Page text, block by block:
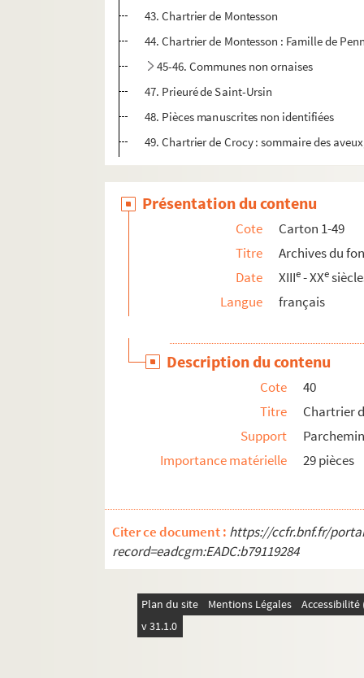
43. Chartrier de Montesson
44. Chartrier de Montesson : Famille de
45-46. Communes non ornaises
47. Prieuré de Saint-Ursin
48. Pièces manuscrites non identifiées
49. Chartrier de Crocy : sommaire des
Présentation du contenu
Cote
Carton 1-49
Titre
Archives du
Date
XIIIe- XXe
Langue
français
Description du contenu
Cote
40
Titre
Chartrier
Support
Importance matérielle
29 pièces
Citer ce document : https://ccfr.bnf.fr/
record=eadcgm:EADC:b79119284
Plan du site Mentions Légales
v 31.1.0